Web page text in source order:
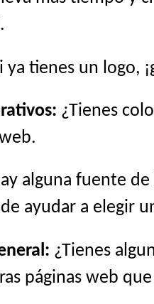
ya tienes un logo,
¿Tienes
alguna fuente
ayudar a elegir
¿Tienes
páginas web